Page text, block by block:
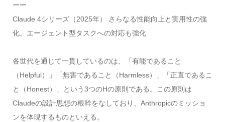
ーー
Claude 4シリーズ（2025年） さらなる性能向上と実用性の強
化。エージェント型タスクへの対応も強化
各世代を通じて一貫しているのは、「有能であること
（Helpful）」「無害であること（Harmless）」「正直であるこ
と（Honest）」という3つのHの原則である。この原則は
Claudeの設計思想の根幹をなしており、Anthropicのミッショ
ンを体現するものといえる。